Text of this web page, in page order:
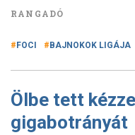
RANGADÓ
FOCI BAJNOKOK LIGÁJA
Ölbe tett
gigabotrányát